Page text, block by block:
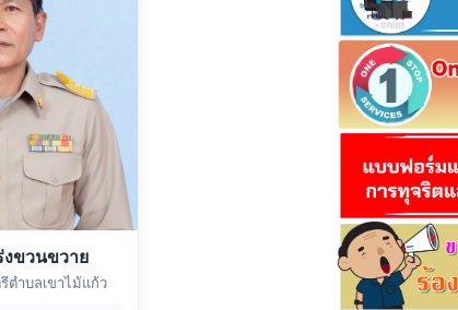
งขวนขวาย
ตำบลเขาไม้แก้ว